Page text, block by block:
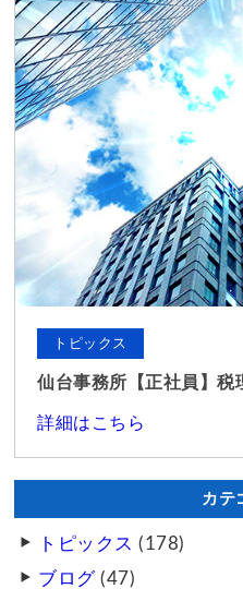
トピックス
仙台事務所【正社員】税
詳細はこちら
カテ
トピックス (178)
ブログ(47)